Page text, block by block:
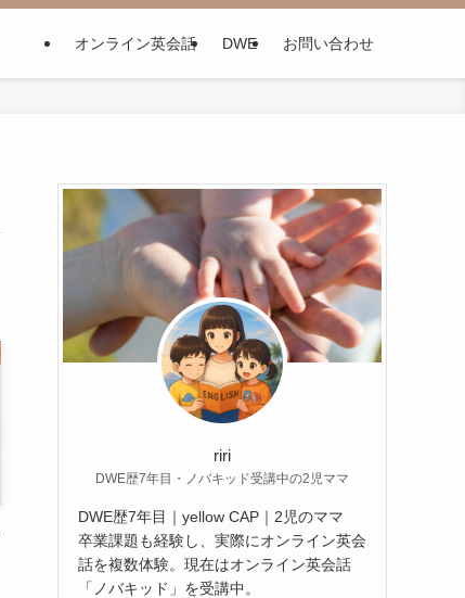
オンライン英会話 DWE お問い合わせ
riri
DWE歴7年目・ノバキッド受講中の2児ママ
DWE歴7年目｜yellow CAP｜2児のママ
卒業課題も経験し、実際にオンライン英会
話を複数体験。現在はオンライン英会話
「ノバキッド」を受講中。